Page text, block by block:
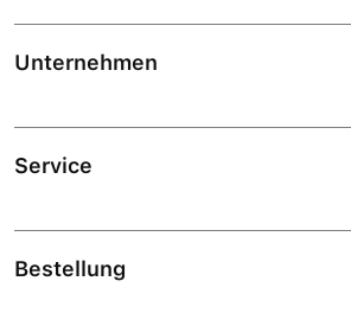
Unternehmen
Service
Bestellung